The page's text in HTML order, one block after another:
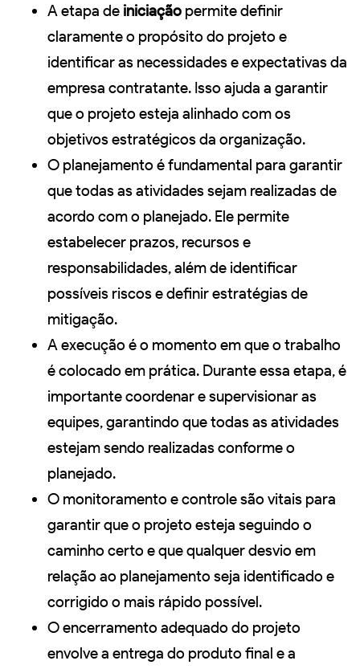
A etapa de iniciação permite definir
claramente o propósito do projeto e
identificar as necessidades e expectativas da
empresa contratante. Isso ajuda a garantir
que o projeto esteja alinhado com os
objetivos estratégicos da organização.
O planejamento é fundamental para garantir
que todas as atividades sejam realizadas de
acordo com o planejado. Ele permite
estabelecer prazos, recursos e
responsabilidades, além de identificar
possíveis riscos e definir estratégias de
mitigação.
A execução é o momento em que o trabalho
é colocado em prática. Durante essa etapa, é
importante coordenar e supervisionar as
equipes, garantindo que todas as atividades
estejam sendo realizadas conforme o
planejado.
O monitoramento e controle são vitais para
garantir que o projeto esteja seguindo o
caminho certo e que qualquer desvio em
relação ao planejamento seja identificado e
corrigido o mais rápido possível.
O encerramento adequado do projeto
envolve a entrega do produto final e a